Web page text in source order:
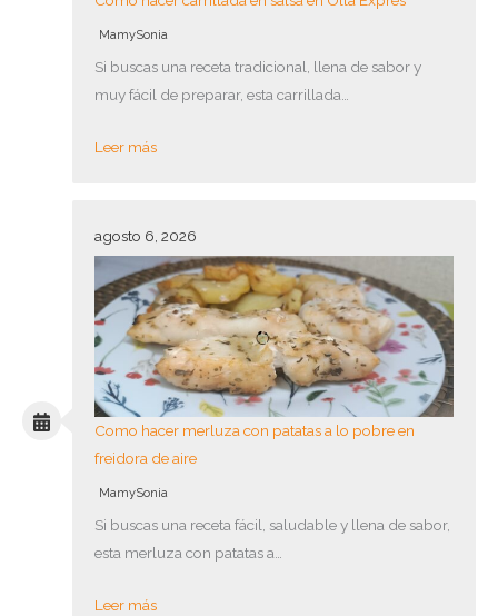
MamySonia
Si buscas una receta tradicional, llena de sabor y
muy fácil de preparar, esta carrillada…
Leer más
agosto 6, 2026
Como hacer merluza con patatas a lo pobre en
freidora de aire
MamySonia
Si buscas una receta fácil, saludable y llena de sabor,
esta merluza con patatas a…
Leer más